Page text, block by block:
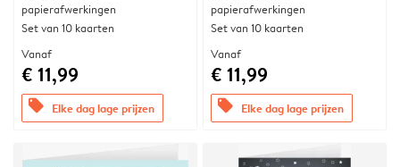
papierafwerkingen
Set van 10 kaarten
Vanaf
€ 11,99
offers Elke dag lage prijzen
papierafwerkingen
Set van 10 kaarten
Vanaf
€ 11,99
offers Elke dag lage prijzen